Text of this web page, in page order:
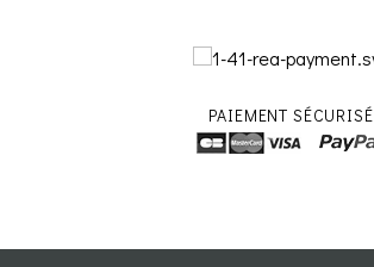
PAIEMENT SÉCURISÉ